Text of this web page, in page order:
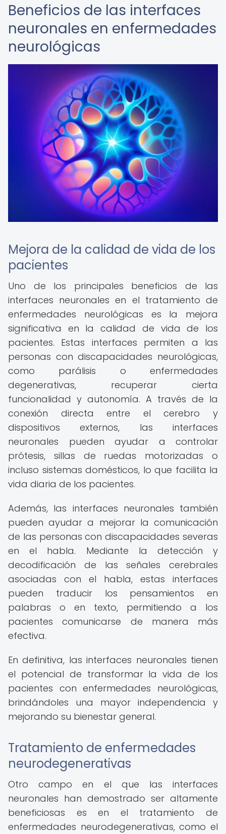
Beneficios de las interfaces
neuronales en enfermedades
neurológicas
Mejora de la calidad de vida de los
pacientes
Uno de los principales beneficios de las
interfaces neuronales en el tratamiento de
enfermedades neurológicas es la mejora
significativa en la calidad de vida de los
pacientes. Estas interfaces permiten a las
personas con discapacidades neurológicas,
como parálisis o enfermedades
degenerativas, recuperar cierta
funcionalidad y autonomía. A través de la
conexión directa entre el cerebro y
dispositivos externos, las interfaces
neuronales pueden ayudar a controlar
prótesis, sillas de ruedas motorizadas o
incluso sistemas domésticos, lo que facilita la
vida diaria de los pacientes.
Además, las interfaces neuronales también
pueden ayudar a mejorar la comunicación
de las personas con discapacidades severas
en el habla. Mediante la detección y
decodificación de las señales cerebrales
asociadas con el habla, estas interfaces
pueden traducir los pensamientos en
palabras o en texto, permitiendo a los
pacientes comunicarse de manera más
efectiva.
En definitiva, las interfaces neuronales tienen
el potencial de transformar la vida de los
pacientes con enfermedades neurológicas,
brindándoles una mayor independencia y
mejorando su bienestar general.
Tratamiento de enfermedades
neurodegenerativas
Otro campo en el que las interfaces
neuronales han demostrado ser altamente
beneficiosas es en el tratamiento de
enfermedades neurodegenerativas, como el